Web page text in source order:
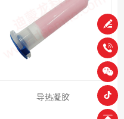
导热凝胶